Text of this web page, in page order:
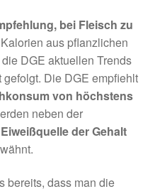
bei Fleisch zu
aus pflanzlichen
DGE aktuellen Trends
Die DGE empfiehlt
von höchstens
neben der
der Gehalt
bereits, dass man die